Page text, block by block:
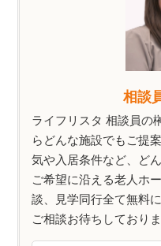
相談
ライフリスタ 相談員の
らどんな施設でもご提
気や入居条件など、ど
ご希望に沿える老人ホ
談、見学同行全て無料
ご相談お待ちしておりま